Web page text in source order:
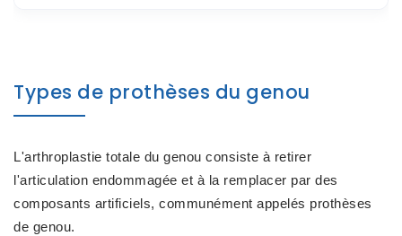
Types de prothèses du genou
L'arthroplastie totale du genou consiste à retirer
l'articulation endommagée et à la remplacer par des
composants artificiels, communément appelés prothèses
de genou.